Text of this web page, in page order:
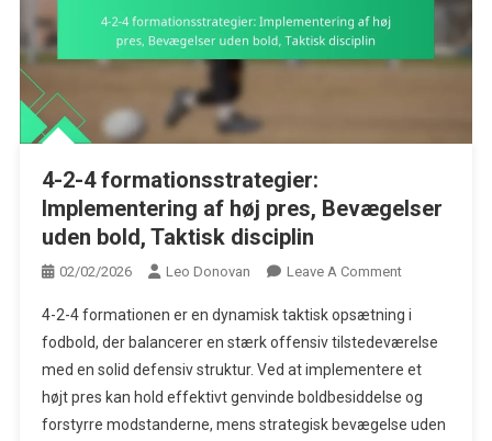
4-2-4 formationsstrategier:
Implementering af høj pres, Bevægelser
uden bold, Taktisk disciplin
02/02/2026 Leo Donovan Leave A CommentOn
2-
4
Af
4-2-4 formationen er en dynamisk taktisk opsætning i
fodbold, der balancerer en stærk offensiv tilstedeværelse
med en solid defensiv struktur. Ved at implementere et
højt pres kan hold effektivt genvinde boldbesiddelse og
forstyrre modstanderne, mens strategisk bevægelse uden